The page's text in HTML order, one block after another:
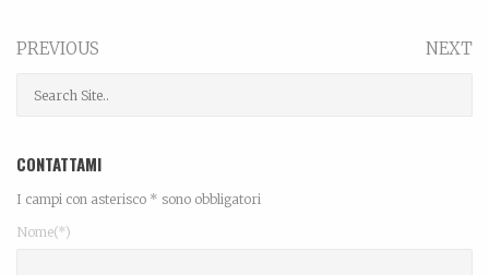
PREVIOUS NEXT
CONTATTAMI
I campi con asterisco * sono obbligatori
Nome(*)